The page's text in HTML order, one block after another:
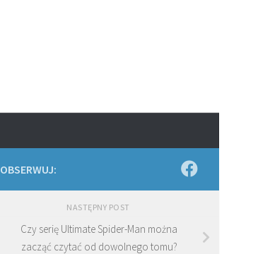
OBSERWUJ:
NASTĘPNY POST
Czy serię Ultimate Spider-Man można
zacząć czytać od dowolnego tomu?